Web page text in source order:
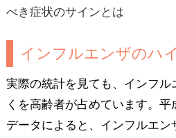
べき症状のサインとは
インフルエンザのハ
実際の統計を見ても、インフル
くを高齢者が占めています。
データによると、インフルエ